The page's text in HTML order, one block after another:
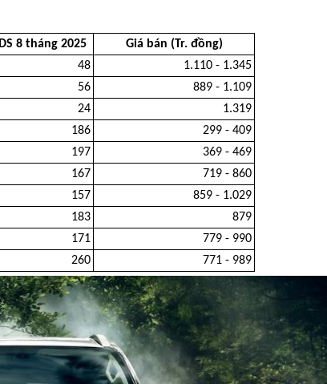
DS 8 tháng 2025
Giá bán (Tr. đồng)
48
1.110 - 1.345
56
889 - 1.109
24
1.319
186
299 - 409
197
369 - 469
167
719 - 860
157
859 - 1.029
183
879
171
779 - 990
260 771 - 989